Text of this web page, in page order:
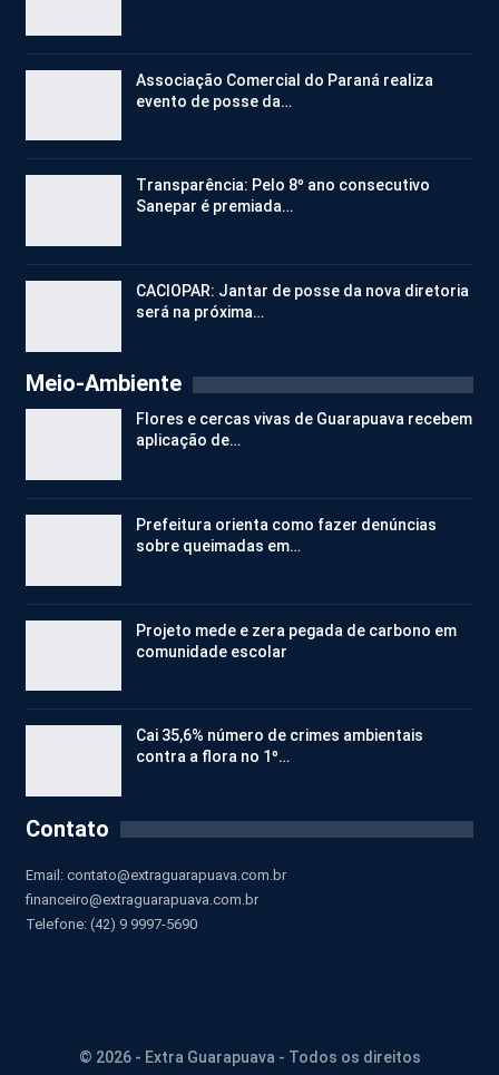
Associação Comercial do Paraná realiza
evento de posse da…
Transparência: Pelo 8º ano consecutivo
Sanepar é premiada…
CACIOPAR: Jantar de posse da nova diretoria
será na próxima…
Meio-Ambiente
Flores e cercas vivas de Guarapuava recebem
aplicação de…
Prefeitura orienta como fazer denúncias
sobre queimadas em…
Projeto mede e zera pegada de carbono em
comunidade escolar
Cai 35,6% número de crimes ambientais
contra a flora no 1º…
Contato
Email: contato@extraguarapuava.com.br
financeiro@extraguarapuava.com.br
Telefone: (42) 9 9997-5690
© 2026 - Extra Guarapuava - Todos os direitos